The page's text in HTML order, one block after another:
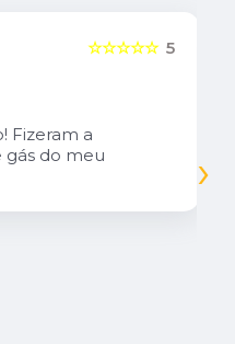
5
☆☆☆☆☆
Fizeram a
gás do meu
›